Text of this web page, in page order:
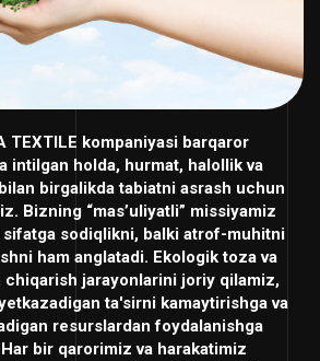
TEXTILE kompaniyasi barqaror
intilgan holda, hurmat, halollik va
bilan birgalikda tabiatni asrash uchun
Bizning “mas’uliyatli” missiyamiz
sodiqlikni, balki atrof-muhitni
ham anglatadi. Ekologik toza va
chiqarish jarayonlarini joriy qilamiz,
ta'sirni kamaytirishga va
resurslardan foydalanishga
bir qarorimiz va harakatimiz